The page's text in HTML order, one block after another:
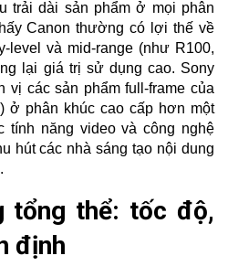
trải dài sản phẩm ở mọi phân
Canon thường có lợi thế về
level và mid-range (như R100,
lại giá trị sử dụng cao. Sony
vị các sản phẩm full-frame của
ở phân khúc cao cấp hơn một
tính năng video và công nghệ
hút các nhà sáng tạo nội dung
tổng thể: tốc độ,
định